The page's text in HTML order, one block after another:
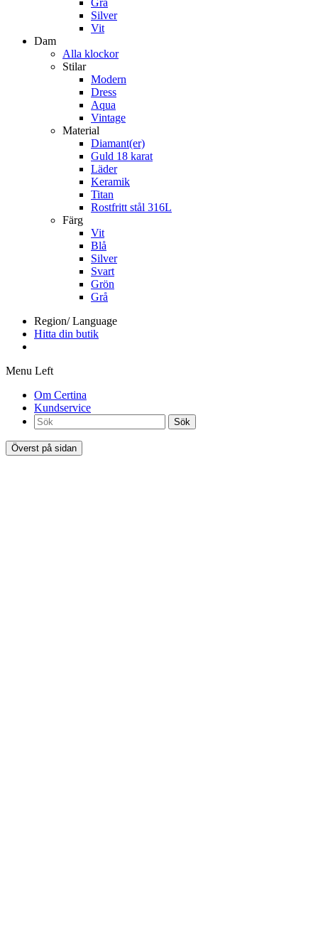
Silver
Vit
Dam
Alla klockor
Stilar
Modern
Dress
Aqua
Vintage
Material
Diamant(er)
Guld 18 karat
Läder
Keramik
Titan
Rostfritt stål 316L
Färg
Vit
Blå
Silver
Svart
Grön
Grå
Region/ Language
Hitta din butik
Menu Left
Om Certina
Kundservice
Sök
Överst på sidan